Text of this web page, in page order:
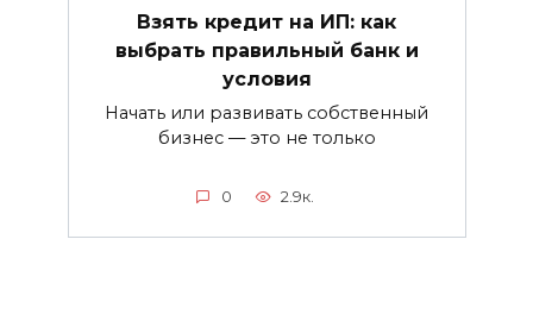
Взять кредит на ИП: как
выбрать правильный банк и
условия
Начать или развивать собственный
бизнес — это не только
0 2.9к.